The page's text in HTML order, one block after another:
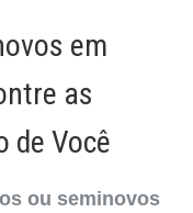
em
as
de Você
ou seminovos